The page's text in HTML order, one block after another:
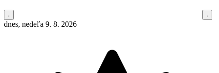
dnes, nedeľa 9. 8. 2026